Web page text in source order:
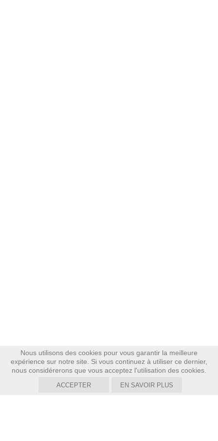
Nous utilisons des cookies pour vous garantir la meilleure
expérience sur notre site. Si vous continuez à utiliser ce dernier,
nous considérerons que vous acceptez l'utilisation des cookies.
ACCEPTER EN SAVOIR PLUS